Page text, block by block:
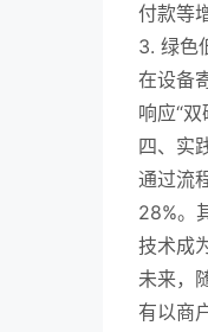
付款等
3. 绿色
在设备
响应“
四、实
通过流
28%。
技术成
未来，
有以商